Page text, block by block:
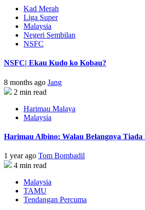
Kad Merah
Liga Super
Malaysia
Negeri Sembilan
NSFC
NSFC| Ekau Kudo ko Kobau?
8 months ago Jang
2 min read
Harimau Malaya
Malaysia
Harimau Albino: Walau Belangnya
1 year ago Tom Bombadil
4 min read
Malaysia
TAMU
Tendangan Percuma